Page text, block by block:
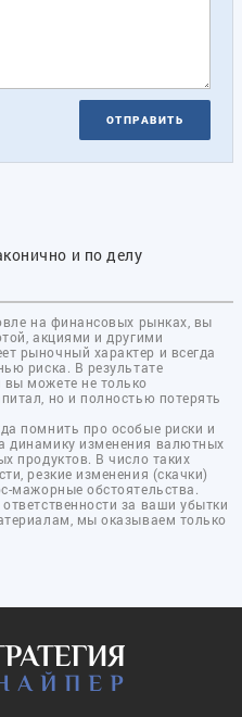
ОТПРАВИТЬ
и по делу
на финансовых рынках, вы
акциями и другими
рыночный характер и всегда
риска. В результате
можете не только
но и полностью потерять
помнить про особые риски и
динамику изменения валютных
продуктов. В число таких
резкие изменения (скачки)
мажорные обстоятельства.
за ваши убытки
мы оказываем только